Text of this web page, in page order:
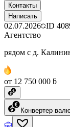
Контакты
Написать
02.07.2026 ID
Агентство
рядом с д.
от 12 750 000 ƃ
Конвертер